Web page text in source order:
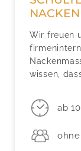
Wir freuen
wissen,
ab